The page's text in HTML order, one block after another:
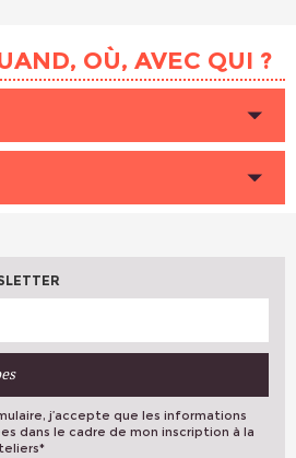
OÙ, AVEC QUI ?
Delphine
Ingrid
Complet
Ingrid
Completj’accepte que les informations
dans le cadre de mon inscription à la
*